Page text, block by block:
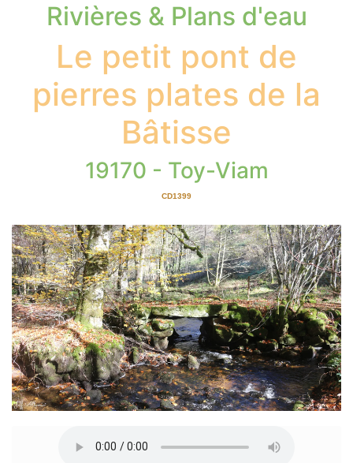
Rivières & Plans d'eau
Le petit pont de
pierres plates de la
Bâtisse
19170 - Toy-Viam
CD1399